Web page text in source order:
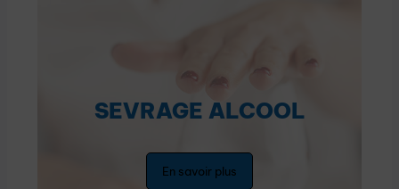
SEVRAGE ALCOOL
En savoir plus